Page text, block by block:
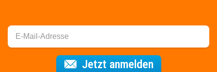
Jetzt anmeldenFür den